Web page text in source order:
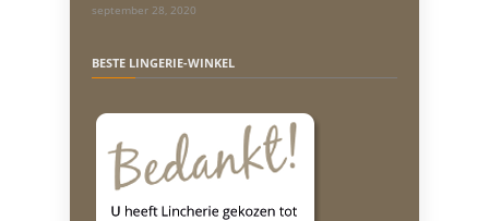
september 28, 2020
BESTE LINGERIE-WINKEL